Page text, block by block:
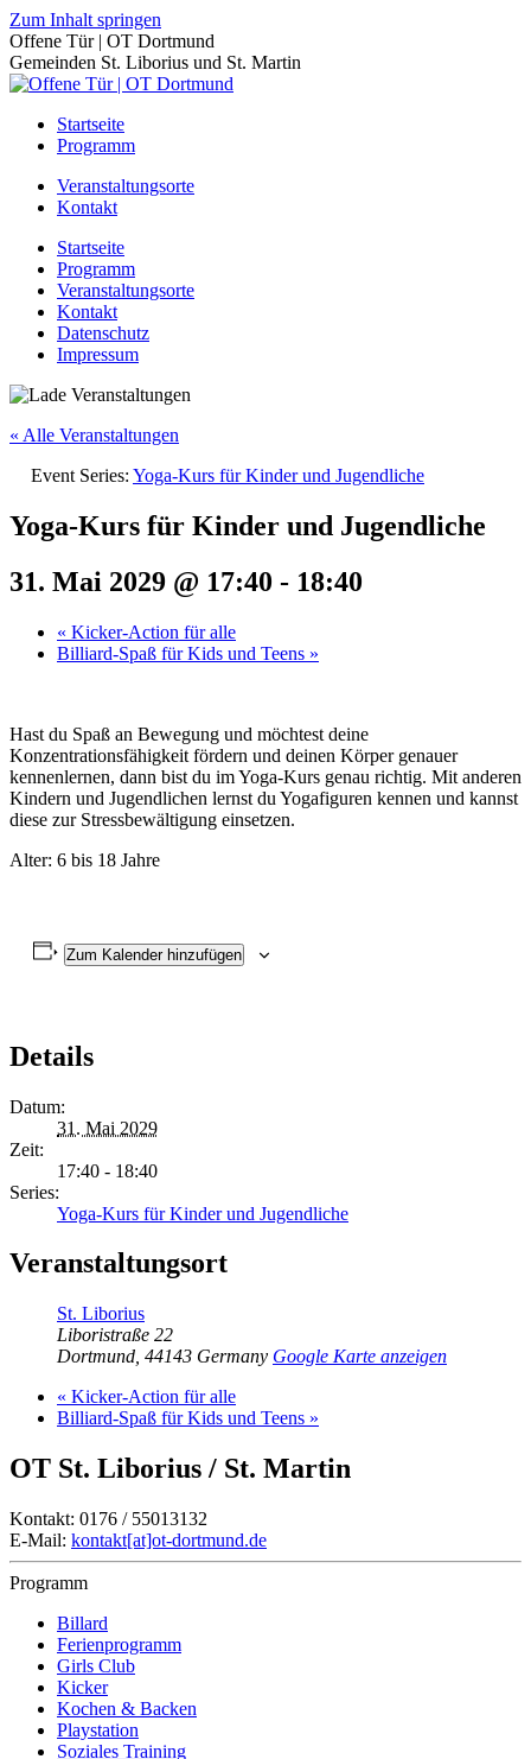
Zum Inhalt springen
Offene Tür | OT Dortmund
Gemeinden St. Liborius und St. Martin
Startseite
Programm
Veranstaltungsorte
Kontakt
Startseite
Programm
Veranstaltungsorte
Kontakt
Datenschutz
Impressum
« Alle Veranstaltungen
Event Series: Yoga-Kurs für Kinder und Jugendliche
Yoga-Kurs für Kinder und Jugendliche
31. Mai 2029 @ 17:40 - 18:40
« Kicker-Action für alle
Billiard-Spaß für Kids und Teens »
Hast du Spaß an Bewegung und möchtest deine
Konzentrationsfähigkeit fördern und deinen Körper genauer
kennenlernen, dann bist du im Yoga-Kurs genau richtig. Mit anderen
Kindern und Jugendlichen lernst du Yogafiguren kennen und kannst
diese zur Stressbewältigung einsetzen.
Alter: 6 bis 18 Jahre
Zum Kalender hinzufügen
Details
Datum:
31. Mai 2029
Zeit:
17:40 - 18:40
Series:
Yoga-Kurs für Kinder und Jugendliche
Veranstaltungsort
St. Liborius
Liboristraße 22
Dortmund 44143 Germany Google Karte anzeigen
« Kicker-Action für alle
Billiard-Spaß für Kids und Teens »
OT St. Liborius / St. Martin
Kontakt: 0176 / 55013132
E-Mail: kontakt[at]ot-dortmund.de
Programm
Billard
Ferienprogramm
Girls Club
Kicker
Kochen & Backen
Playstation
Soziales Training